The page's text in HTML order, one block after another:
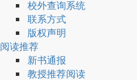
校外查询系统
联系方式
版权声明
阅读推荐
新书通报
教授推荐阅读